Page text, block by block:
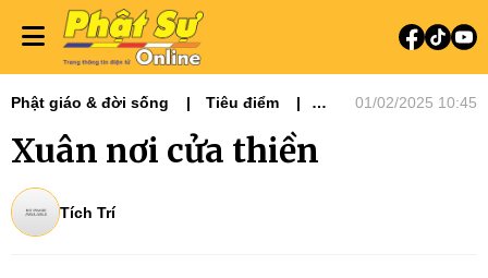
Phật giáo & đời sống
Tiêu điểm
01/02/2025 10:45
Xuân nơi cửa thiền
Tích Trí